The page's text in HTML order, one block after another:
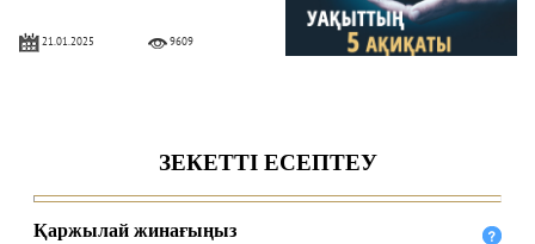
21.01.2025 9609
28.10.2024 6981